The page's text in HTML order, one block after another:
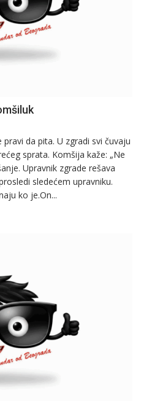
da pita. U zgradi svi čuvaju
sprata. Komšija kaže: „Ne
Upravnik zgrade rešava
sledećem upravniku.
ko je.On...